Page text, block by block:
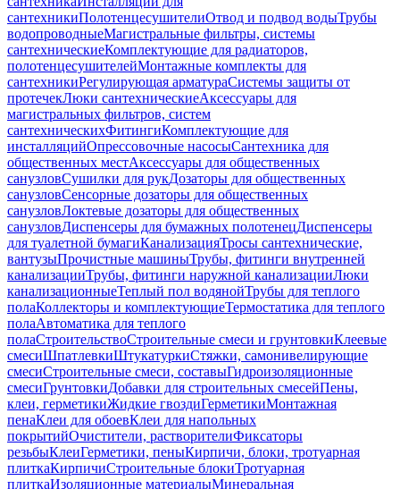
сантехникиПолотенцесушителиОтвод и подвод водыТрубы
водопроводныеМагистральные фильтры, системы
сантехническиеКомплектующие для радиаторов,
полотенцесушителейМонтажные комплекты для
сантехникиРегулирующая арматураСистемы защиты от
протечекЛюки сантехническиеАксессуары для
магистральных фильтров, систем
сантехническихФитингиКомплектующие для
инсталляцийОпрессовочные насосыСантехника для
общественных местАксессуары для общественных
санузловСушилки для рукДозаторы для общественных
санузловСенсорные дозаторы для общественных
санузловЛоктевые дозаторы для общественных
санузловДиспенсеры для бумажных полотенецДиспенсеры
для туалетной бумагиКанализацияТросы сантехнические,
вантузыПрочистные машиныТрубы, фитинги внутренней
канализацииТрубы, фитинги наружной канализацииЛюки
канализационныеТеплый пол водянойТрубы для теплого
полаКоллекторы и комплектующиеТермостатика для теплого
полаАвтоматика для теплого
полаСтроительствоСтроительные смеси и грунтовкиКлеевые
смесиШпатлевкиШтукатуркиСтяжки, самонивелирующие
смесиСтроительные смеси, составыГидроизоляционные
смесиГрунтовкиДобавки для строительных смесейПены,
клеи, герметикиЖидкие гвоздиГерметикиМонтажная
пенаКлеи для обоевКлеи для напольных
покрытийОчистители, растворителиФиксаторы
резьбыКлеиГерметики, пеныКирпичи, блоки, тротуарная
плиткаКирпичиСтроительные блокиТротуарная
плиткаИзоляционные материалыМинеральная